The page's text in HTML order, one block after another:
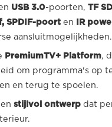
USB 3.0-poorten, TF
SPDIF-poort en
IR
aansluitmogelijkheden.
PremiumTV+ Platform,
om programma's op
en terug te spoelen.
en stijlvol ontwerp dat